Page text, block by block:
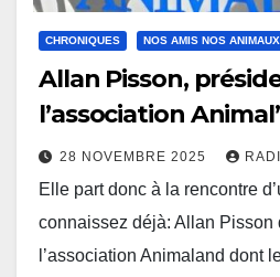
CHRONIQUES NOS AMIS NOS ANIMAUX
Allan Pisson,
l’association
28 NOVEMBRE 2025
Elle part donc à la rencontre
connaissez déjà: Allan Pisson
l’association Animaland dont